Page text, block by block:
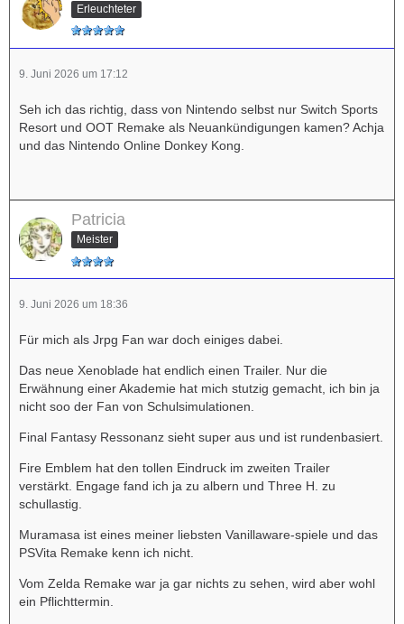
Erleuchteter
9. Juni 2026 um 17:12
Seh ich das richtig, dass von Nintendo selbst nur Switch Sports
Resort und OOT Remake als Neuankündigungen kamen? Achja
und das Nintendo Online Donkey Kong.
Patricia
Meister
9. Juni 2026 um 18:36
Für mich als Jrpg Fan war doch einiges dabei.
Das neue Xenoblade hat endlich einen Trailer. Nur die
Erwähnung einer Akademie hat mich stutzig gemacht, ich bin ja
nicht soo der Fan von Schulsimulationen.
Final Fantasy Ressonanz sieht super aus und ist rundenbasiert.
Fire Emblem hat den tollen Eindruck im zweiten Trailer
verstärkt. Engage fand ich ja zu albern und Three H. zu
schullastig.
Muramasa ist eines meiner liebsten Vanillaware-spiele und das
PSVita Remake kenn ich nicht.
Vom Zelda Remake war ja gar nichts zu sehen, wird aber wohl
ein Pflichttermin.